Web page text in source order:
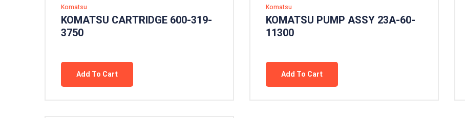
Komatsu
KOMATSU CARTRIDGE 600-319-
3750
Add To Cart
Komatsu
KOMATSU PUMP ASSY 23A-60-
11300
Add To Cart